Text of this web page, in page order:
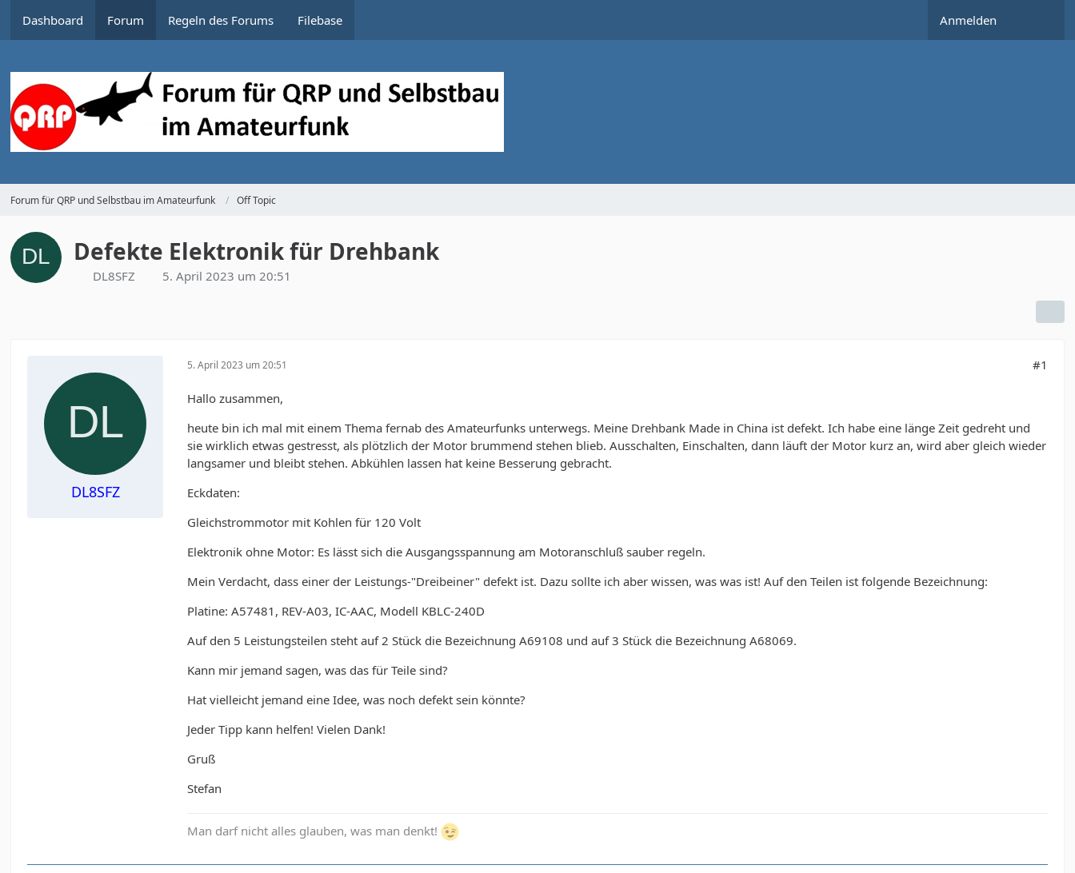
Dashboard Forum Regeln des Forums Filebase Anmelden
Forum für QRP und Selbstbau im Amateurfunk Off Topic
Defekte Elektronik für Drehbank
DL8SFZ 5. April 2023 um 20:51
DL8SFZ
5. April 2023 um 20:51 #1
Hallo zusammen,
heute bin ich mal mit einem Thema fernab des Amateurfunks unterwegs. Meine Drehbank Made in China ist defekt. Ich habe eine länge Zeit gedreht und
sie wirklich etwas gestresst, als plötzlich der Motor brummend stehen blieb. Ausschalten, Einschalten, dann läuft der Motor kurz an, wird aber gleich wieder
langsamer und bleibt stehen. Abkühlen lassen hat keine Besserung gebracht.
Eckdaten:
Gleichstrommotor mit Kohlen für 120 Volt
Elektronik ohne Motor: Es lässt sich die Ausgangsspannung am Motoranschluß sauber regeln.
Mein Verdacht, dass einer der Leistungs-"Dreibeiner" defekt ist. Dazu sollte ich aber wissen, was was ist! Auf den Teilen ist folgende Bezeichnung:
Platine: A57481, REV-A03, IC-AAC, Modell KBLC-240D
Auf den 5 Leistungsteilen steht auf 2 Stück die Bezeichnung A69108 und auf 3 Stück die Bezeichnung A68069.
Kann mir jemand sagen, was das für Teile sind?
Hat vielleicht jemand eine Idee, was noch defekt sein könnte?
Jeder Tipp kann helfen! Vielen Dank!
Gruß
Stefan
Man darf nicht alles glauben, was man denkt!